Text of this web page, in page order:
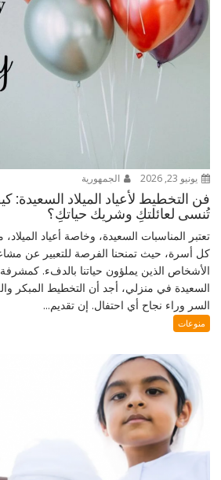
يونيو 23, 2026 الجمهورية
فن التخطيط لأعياد الميلاد السعيدة:
تُنسى لعائلتكِ وشريك حياتكِ؟
تعتبر المناسبات السعيدة، وخاصة أعياد
كل أسرة، حيث تمنحنا الفرصة للتعبير عن
الأشخاص الذين يملؤون حياتنا بالدفء.
السعيدة في منزلي، أجد أن التخطيط المبكر
السر وراء نجاح أي احتفال. إن تقديم...
منوعات